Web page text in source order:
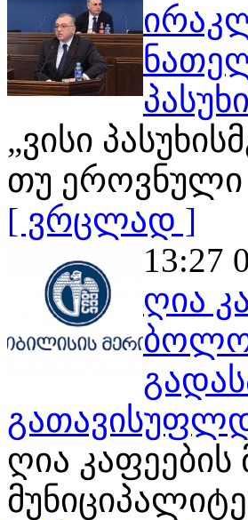
„ვისი
თუ ეროვნული
[ ვრცლად ]
13:27
ღია
ღია